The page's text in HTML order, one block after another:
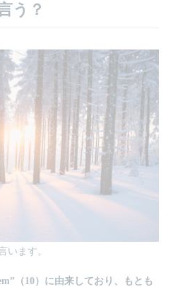
う？
います。
（10）に由来しており、もとも